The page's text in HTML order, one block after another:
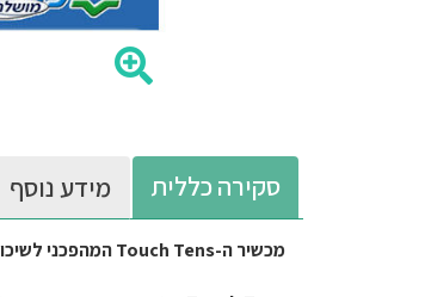
סקירה כללית מידע נוסף
מכשיר ה-Touch Tens המהפכני לשיכוך כאבים – במחיר מיוחד למבוטחי כללית מושלם בלבד!